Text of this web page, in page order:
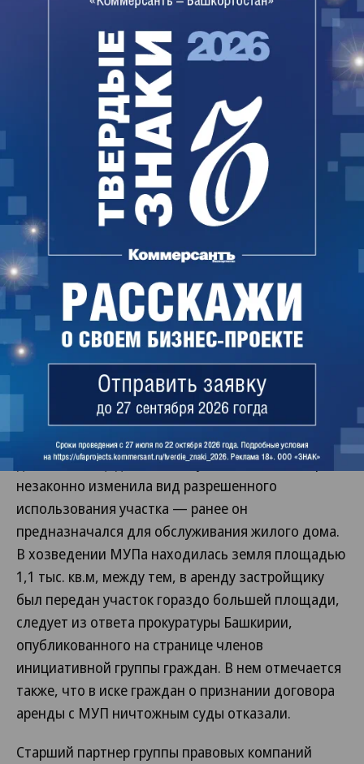
следует из видеозаписей веб-камеры, строится
пятый этаж дома. Продажи квартир в комплексе
уже открыты.
В руководстве МУПа и пресс-службе мэрии вчера
оперативно на запрос „Ъ“ ответить не смогли.
КоАП предусматривает за ограничение
конкуренции наложение штрафа на должностных
лиц органа местного самоуправления в размере
от 15 тыс. до 50 тыс. руб., при повторном
нарушении — дисквалификацию на срок до трех
лет.
По данным открытых источников, с жалобой на
точечную застройку МУПа в микрорайоне №8 в
Роспотребнадзор и другие инстанции обратились
жители расположенного рядом жилого комплекса
«Серебряный ручей». Они отмечали, что на месте
ЖК «Теплый дом» планировалась парковка и
детская площадка, а также указывали, что мэрия
незаконно изменила вид разрешенного
использования участка — ранее он
предназначался для обслуживания жилого дома.
В хозведении МУПа находилась земля площадью
1,1 тыс. кв.м, между тем, в аренду застройщику
был передан участок гораздо большей площади,
следует из ответа прокуратуры Башкирии,
опубликованного на странице членов
инициативной группы граждан. В нем отмечается
также, что в иске граждан о признании договора
аренды с МУП ничтожным суды отказали.
Старший партнер группы правовых компаний